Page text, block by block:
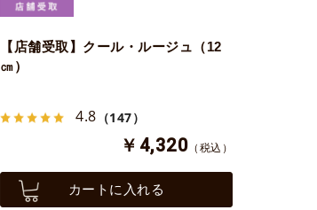
【店舗受取】クール・ルージュ（12
㎝）
4.8 （147）
￥4,320 （税込）
カートに入れる